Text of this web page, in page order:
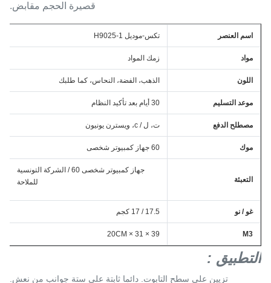
قصيرة الحجم مقابض.
اسم العنصر تكس-موديل H9025-1
مواد زمك المواد
اللون الذهب، الفضة، النحاس، كما طلبك
موعد التسليم 30 أيام بعد تأكيد النظام
مصطلح الدفع ت، ل / c، ويسترن يونيون
موك 60 جهاز كمبيوتر شخصى
التعبئة
جهاز كمبيوتر شخصى 60 / الشركة التونسية
للملاحة
غو / نو 17.5 / 17 كجم
M3
39 × 31 × 20CM
التطبيق :
تزيين على سطح التابوت. دائما ثابتة على ستة جوانب من نعش.